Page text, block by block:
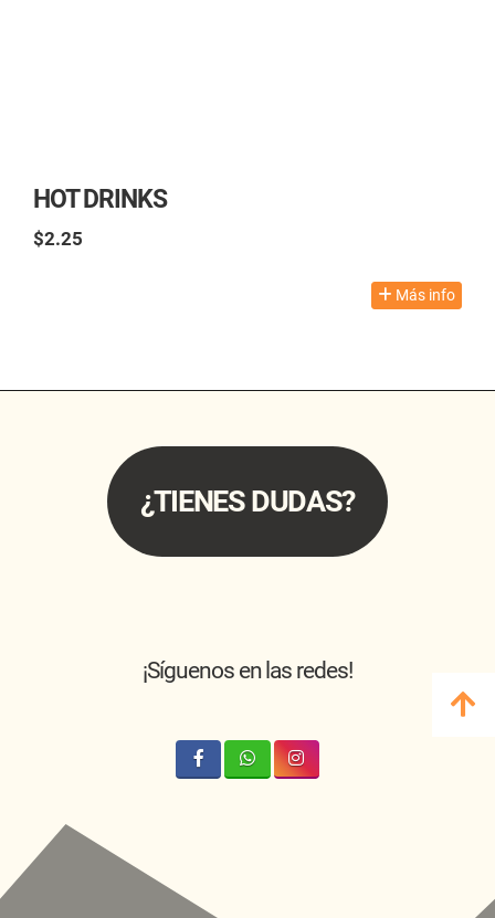
HOT DRINKS
$2.25
Más info
¿TIENES DUDAS?
¡Síguenos en las redes!